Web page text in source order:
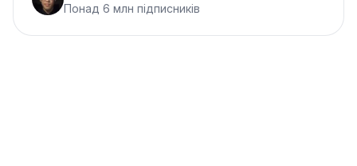
Понад 6 млн підписників